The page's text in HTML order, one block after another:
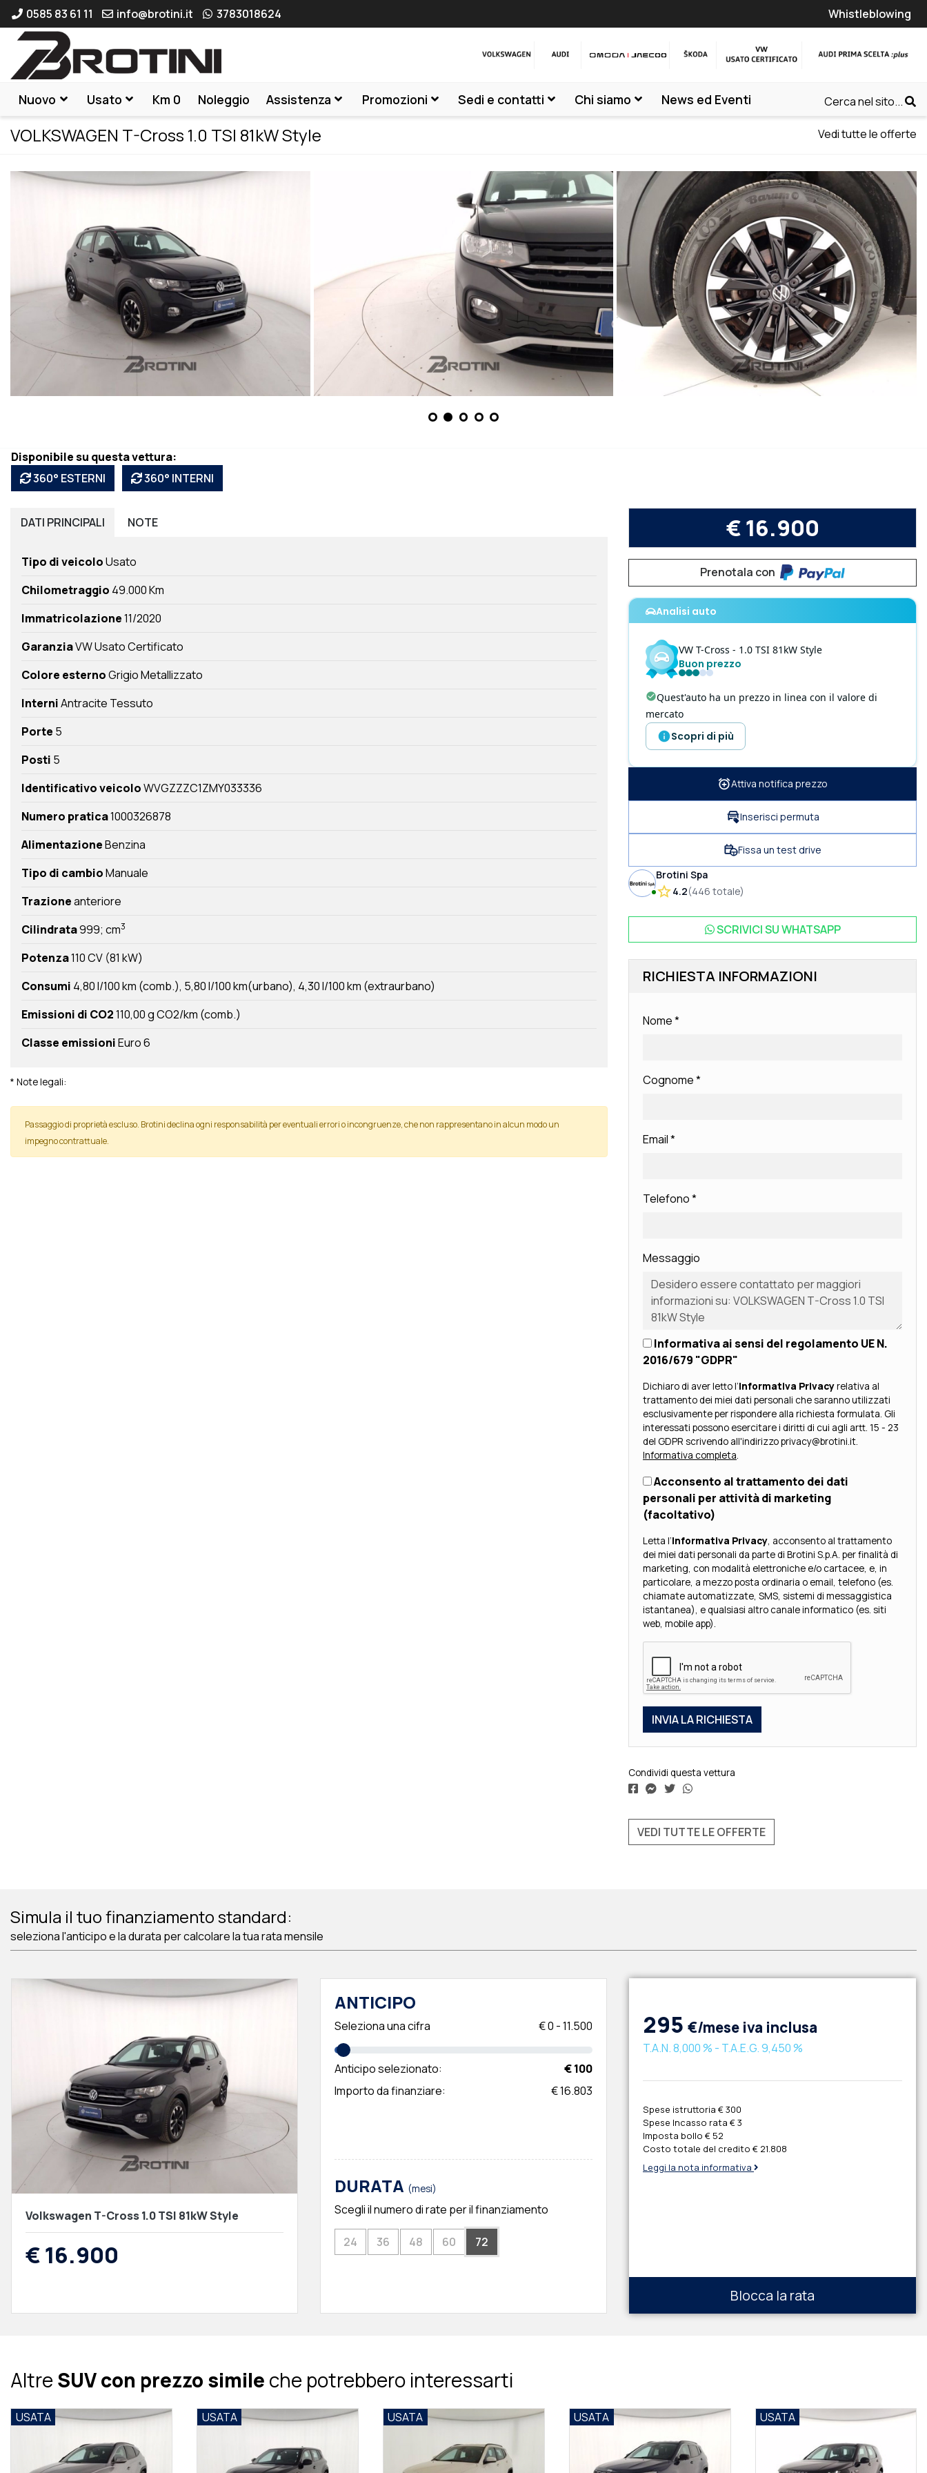
0585 83 61 11 info@brotini.it 3783018624 Whistleblowing
Nuovo Usato Km 0 Noleggio Assistenza Promozioni Sedi e contatti Chi siamo News ed Eventi Cerca nel sito...
VOLKSWAGEN T-Cross 1.0 TSI 81kW Style Vedi tutte le offerte
Disponibile su questa vettura:
360° ESTERNI
360° INTERNI
DATI PRINCIPALI NOTE
Tipo di veicoloUsato
Chilometraggio 49.000 Km
Immatricolazione11/2020
GaranziaVW Usato Certificato
Colore esternoGrigio Metallizzato
InterniAntracite Tessuto
Porte 5
Posti 5
Identificativo veicoloWVGZZZC1ZMY033336
Numero pratica1000326878
AlimentazioneBenzina
Tipo di cambioManuale
Trazioneanteriore
Cilindrata999; cm3
Potenza110 CV (81 kW)
Consumi 4,80 l/100 km (comb.) 5,80 l/100 km(urbano) 4,30 l/100 km (extraurbano)
Emissioni di CO2110,00 g CO2/km (comb.)
Classe emissioniEuro 6
* Note legali:
Passaggio di proprietà escluso. Brotini declina ogni responsabilità per eventuali errori o incongruenze, che non rappresentano in alcun modo un
impegno contrattuale.
€ 16.900
Prenotala con
Analisi auto
VW T-Cross - 1.0 TSI 81kW Style
Buon prezzo
Quest'auto ha un prezzo in linea con il valore di
mercato
Scopri di più
Attiva notifica prezzo
Inserisci permuta
Fissa un test drive
Brotini Spa
4.2(446 totale)
SCRIVICI SUWHATSAPP
RICHIESTA INFORMAZIONI
Nome*
Cognome*
Email*
Telefono*
Messaggio
Informativa ai sensi del regolamento UE N.
2016/679 "GDPR"
Dichiaro di aver letto l’Informativa Privacyrelativa al
trattamento dei miei dati personali che saranno utilizzati
esclusivamente per rispondere alla richiesta formulata. Gli
interessati possono esercitare i diritti di cui agli artt. 15 - 23
del GDPR scrivendo all'indirizzo privacy@brotini.it.
Informativa completa.
Acconsento al trattamento dei dati
personali per attività di marketing
(facoltativo)
Letta l’Informativa Privacy, acconsento al trattamento
dei miei dati personali da parte di Brotini S.p.A. per finalità di
marketing, con modalità elettroniche e/o cartacee, e, in
particolare, a mezzo posta ordinaria o email, telefono (es.
chiamate automatizzate, SMS, sistemi di messaggistica
istantanea), e qualsiasi altro canale informatico (es. siti
web, mobile app).
Condividi questa vettura
VEDI TUTTE LE OFFERTE
Simula il tuo finanziamento standard:
seleziona l'anticipo e la durata per calcolare la tua rata mensile
Volkswagen T-Cross 1.0 TSI 81kW Style
€ 16.900
ANTICIPO
Seleziona una cifra €0 -11.500
Anticipo selezionato:
€ 100
Importo da finanziare:
€ 16.803
DURATA (mesi)
Scegli il numero di rate per il finanziamento
24 36 48 60 72
295 €/mese iva inclusa
T.A.N.8,000 % - T.A.E.G.9,450 %
Spese istruttoria € 300
Spese Incasso rata € 3
Imposta bollo € 52
Costo totale del credito € 21.808
Leggi la nota informativa
Blocca la rata
AltreSUV con prezzo simile che potrebbero interessarti
USATA USATA USATA USATA USATA